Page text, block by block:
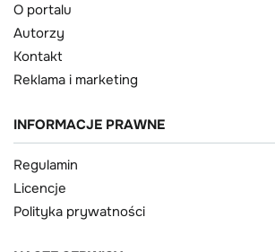
O portalu
Autorzy
Kontakt
Reklama i marketing
INFORMACJE PRAWNE
Regulamin
Licencje
Polityka prywatności